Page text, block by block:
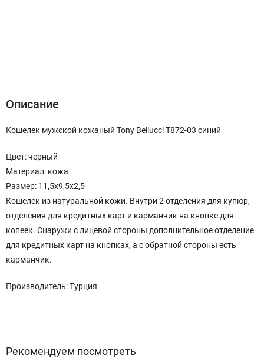
Описание
Кошелек мужской кожаный Tony Bellucci T872-03 синий
Цвет: черный
Материал: кожа
Размер: 11,5х9,5х2,5
Кошелек из натуральной кожи. Внутри 2 отделения для купюр,
отделения для кредитных карт и карманчик на кнопке для
копеек. Снаружи с лицевой стороны дополнительное отделение
для кредитных карт на кнопках, а с обратной стороны есть
карманчик.
Производитель: Турция
Рекомендуем посмотреть